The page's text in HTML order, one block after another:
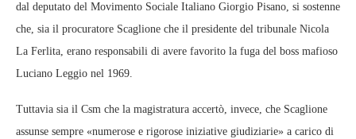
dal deputato del Movimento Sociale Italiano Giorgio Pisano, si sostenne
che, sia il procuratore Scaglione che il presidente del tribunale Nicola
La Ferlita, erano responsabili di avere favorito la fuga del boss mafioso
Luciano Leggio nel 1969.
Tuttavia sia il Csm che la magistratura accertò, invece, che Scaglione
assunse sempre «numerose e rigorose iniziative giudiziarie» a carico di